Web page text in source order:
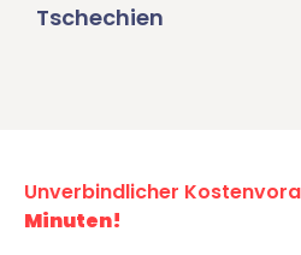
Tschechien
Unverbindlicher
Minuten!